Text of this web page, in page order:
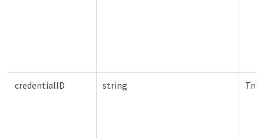
credentialID string True